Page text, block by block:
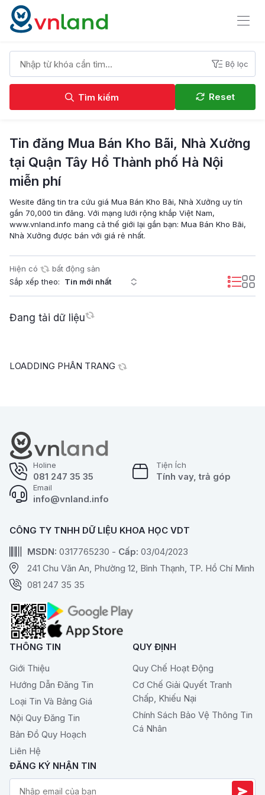
Bộ lọc
Tìm kiếm Reset
Tin đăng Mua Bán Kho Bãi, Nhà Xưởng
tại Quận Tây Hồ Thành phố Hà Nội
miễn phí
Wesite đăng tin tra cứu giá Mua Bán Kho Bãi, Nhà Xưởng uy tín
gần 70,000 tin đăng. Với mạng lưới rộng khắp Việt Nam,
www.vnland.info mang cả thế giới lại gần bạn: Mua Bán Kho Bãi,
Nhà Xưởng được bán với giá rẻ nhất.
Hiện có
bất động sản
Sắp xếp theo:
Đang tải dữ liệu
LOADDING PHÂN TRANG
Holine
081 247 35 35
Tiện Ích
Tính vay, trả góp
Email
info@vnland.info
CÔNG TY TNHH DỮ LIỆU KHOA HỌC VDT
MSDN: 0317765230 - Cấp: 03/04/2023
241 Chu Văn An, Phường 12, Bình Thạnh, TP. Hồ Chí Minh
081 247 35 35
THÔNG TIN
Giới Thiệu
Hướng Dẫn Đăng Tin
Loại Tin Và Bảng Giá
Nội Quy Đăng Tin
Bản Đồ Quy Hoạch
Liên Hệ
QUY ĐỊNH
Quy Chế Hoạt Động
Cơ Chế Giải Quyết Tranh
Chấp, Khiếu Nại
Chính Sách Bảo Vệ Thông Tin
Cá Nhân
ĐĂNG KÝ NHẬN TIN